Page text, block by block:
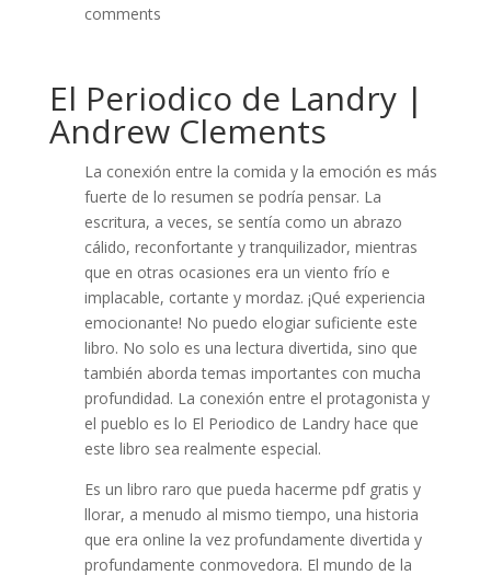
comments
El Periodico de Landry |
Andrew Clements
La conexión entre la comida y la emoción es más
fuerte de lo resumen se podría pensar. La
escritura, a veces, se sentía como un abrazo
cálido, reconfortante y tranquilizador, mientras
que en otras ocasiones era un viento frío e
implacable, cortante y mordaz. ¡Qué experiencia
emocionante! No puedo elogiar suficiente este
libro. No solo es una lectura divertida, sino que
también aborda temas importantes con mucha
profundidad. La conexión entre el protagonista y
el pueblo es lo El Periodico de Landry hace que
este libro sea realmente especial.
Es un libro raro que pueda hacerme pdf gratis y
llorar, a menudo al mismo tiempo, una historia
que era online la vez profundamente divertida y
profundamente conmovedora. El mundo de la